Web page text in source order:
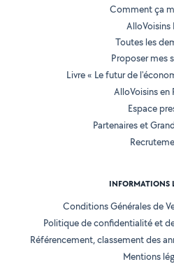
Comment ça
AlloVoisins
Toutes les
Proposer mes
Livre « Le futur de
AlloVoisins en
Espace
Partenaires et
INFORMATIONS
Conditions Générales de
Politique de confidentialité et
Référencement, classement des
Mentions